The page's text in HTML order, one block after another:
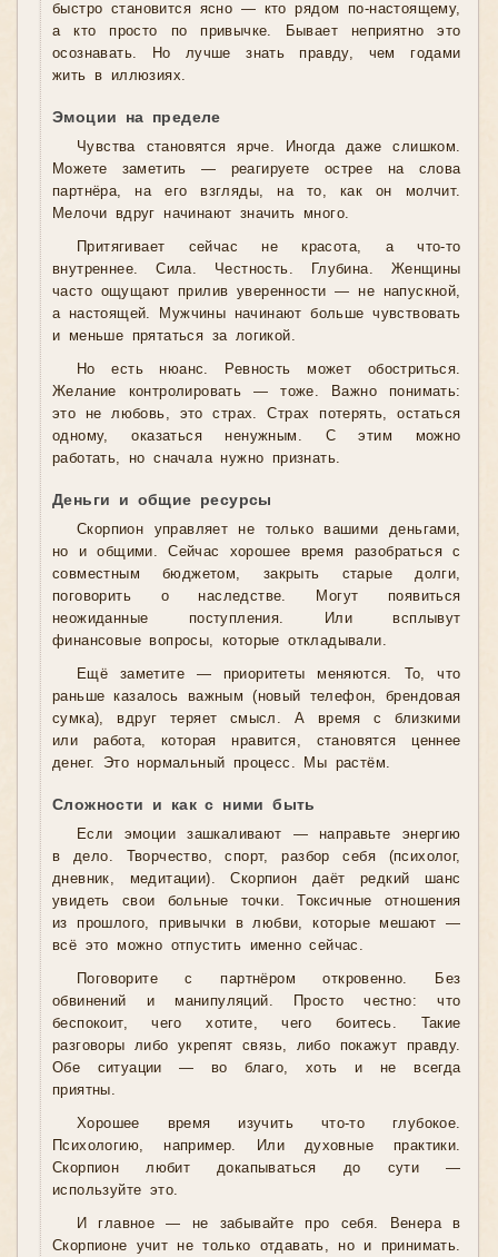
быстро становится ясно — кто рядом по-настоящему,
а кто просто по привычке. Бывает неприятно это
осознавать. Но лучше знать правду, чем годами
жить в иллюзиях.
Эмоции на пределе
Чувства становятся ярче. Иногда даже слишком.
Можете заметить — реагируете острее на слова
партнёра, на его взгляды, на то, как он молчит.
Мелочи вдруг начинают значить много.
Притягивает сейчас не красота, а что-то
внутреннее. Сила. Честность. Глубина. Женщины
часто ощущают прилив уверенности — не напускной,
а настоящей. Мужчины начинают больше чувствовать
и меньше прятаться за логикой.
Но есть нюанс. Ревность может обостриться.
Желание контролировать — тоже. Важно понимать:
это не любовь, это страх. Страх потерять, остаться
одному, оказаться ненужным. С этим можно
работать, но сначала нужно признать.
Деньги и общие ресурсы
Скорпион управляет не только вашими деньгами,
но и общими. Сейчас хорошее время разобраться с
совместным бюджетом, закрыть старые долги,
поговорить о наследстве. Могут появиться
неожиданные поступления. Или всплывут
финансовые вопросы, которые откладывали.
Ещё заметите — приоритеты меняются. То, что
раньше казалось важным (новый телефон, брендовая
сумка), вдруг теряет смысл. А время с близкими
или работа, которая нравится, становятся ценнее
денег. Это нормальный процесс. Мы растём.
Сложности и как с ними быть
Если эмоции зашкаливают — направьте энергию
в дело. Творчество, спорт, разбор себя (психолог,
дневник, медитации). Скорпион даёт редкий шанс
увидеть свои больные точки. Токсичные отношения
из прошлого, привычки в любви, которые мешают —
всё это можно отпустить именно сейчас.
Поговорите с партнёром откровенно. Без
обвинений и манипуляций. Просто честно: что
беспокоит, чего хотите, чего боитесь. Такие
разговоры либо укрепят связь, либо покажут правду.
Обе ситуации — во благо, хоть и не всегда
приятны.
Хорошее время изучить что-то глубокое.
Психологию, например. Или духовные практики.
Скорпион любит докапываться до сути —
используйте это.
И главное — не забывайте про себя. Венера в
Скорпионе учит не только отдавать, но и принимать.